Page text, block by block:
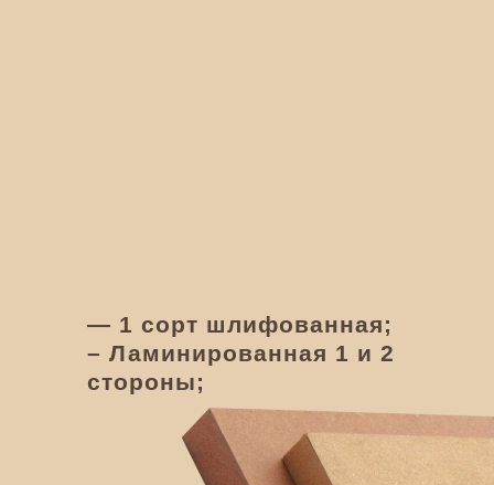
— 1 сорт шлифованная;
– Ламинированная 1 и 2
стороны;